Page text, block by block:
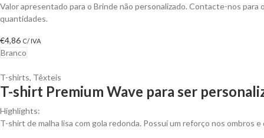
Valor apresentado para o Brinde não personalizado. Contacte-nos
quantidades.
€4,86 C/ IVA
Branco
T-shirts, Têxteis
T-shirt Premium Wave para ser
Highlights:
T-shirt de malha lisa com gola redonda. Possuí um reforço nos ombros